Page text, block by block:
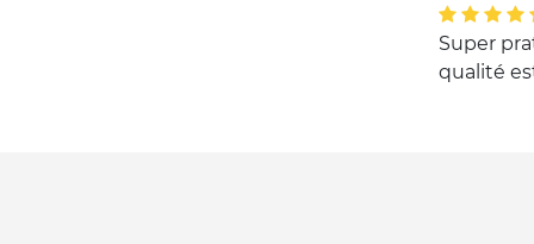
Super
qualité